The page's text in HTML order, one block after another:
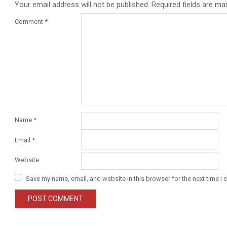
Your email address will not be published. Required fields are
Comment *
Name *
Email *
Website
Save my name, email, and website in this browser for the next time I